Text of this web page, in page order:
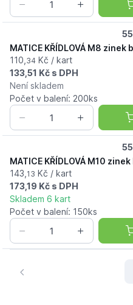
MATICE KŘÍDLOVÁ M8 zinek
110, 34 Kč / kart
133,51 Kč s DPH
Není skladem
Počet v balení: 200ks
MATICE KŘÍDLOVÁ M10
143, 13 Kč / kart
173,19 Kč s DPH
Skladem 6 kart
Počet v balení: 150ks